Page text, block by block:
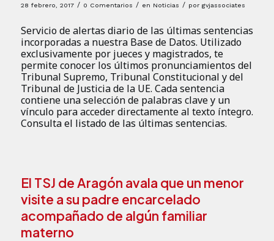
28 febrero, 2017 / 0 Comentarios / en Noticias / por gvjassociates
Servicio de alertas diario de las últimas sentencias
incorporadas a nuestra Base de Datos. Utilizado
exclusivamente por jueces y magistrados, te
permite conocer los últimos pronunciamientos del
Tribunal Supremo, Tribunal Constitucional y del
Tribunal de Justicia de la UE. Cada sentencia
contiene una selección de palabras clave y un
vínculo para acceder directamente al texto íntegro.
Consulta el listado de las últimas sentencias.
El TSJ de Aragón avala que un menor
visite a su padre encarcelado
acompañado de algún familiar
materno